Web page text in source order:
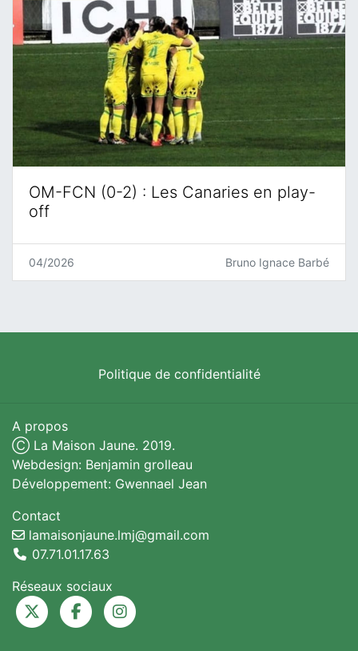
OM-FCN (0-2) : Les Canaries en play-
off
04/2026 Bruno Ignace Barbé
Politique de confidentialité
A propos
Ⓒ La Maison Jaune. 2019.
Webdesign: Benjamin grolleau
Développement: Gwennael Jean
Contact
lamaisonjaune.lmj@gmail.com
07.71.01.17.63
Réseaux sociaux